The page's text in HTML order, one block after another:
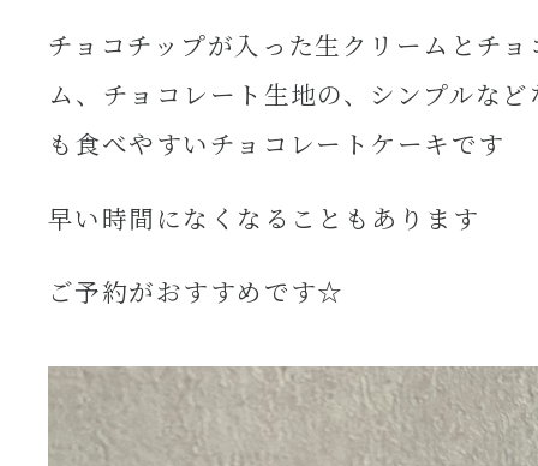
チョコチップが入った生クリームとチ
ム、チョコレート生地の、シンプルな
も食べやすいチョコレートケーキです
早い時間になくなることもあります
ご予約がおすすめです☆